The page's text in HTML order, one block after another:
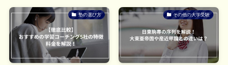
塾の選び方 その他の大学受験